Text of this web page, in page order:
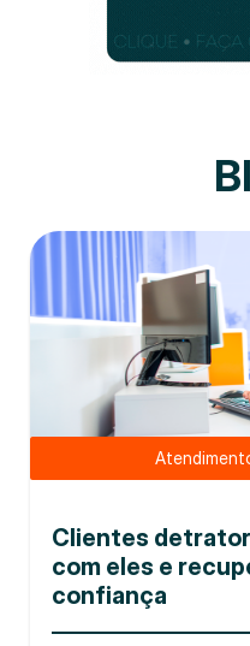
Clientes
com eles e
confiança